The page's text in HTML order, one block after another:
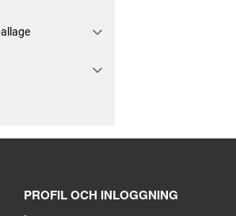
PROFIL OCH INLOGGNING